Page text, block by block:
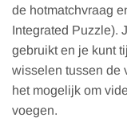
de hotmatchvraag
Integrated Puzzle).
gebruikt en je kunt
wisselen tussen de
het mogelijk om
voegen.